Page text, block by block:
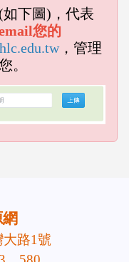
下圖)，代表
您的
，管理
。
head
路1號